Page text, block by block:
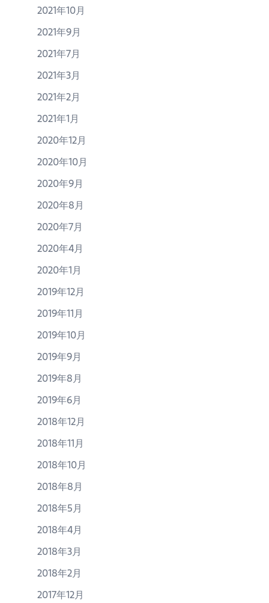
2021年10月
2021年9月
2021年7月
2021年3月
2021年2月
2021年1月
2020年12月
2020年10月
2020年9月
2020年8月
2020年7月
2020年4月
2020年1月
2019年12月
2019年11月
2019年10月
2019年9月
2019年8月
2019年6月
2018年12月
2018年11月
2018年10月
2018年8月
2018年5月
2018年4月
2018年3月
2018年2月
2017年12月